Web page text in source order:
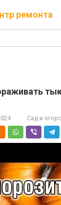
ремонта
Сад и